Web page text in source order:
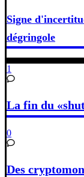
Signe
dégringole
1
La fin du
0
Des